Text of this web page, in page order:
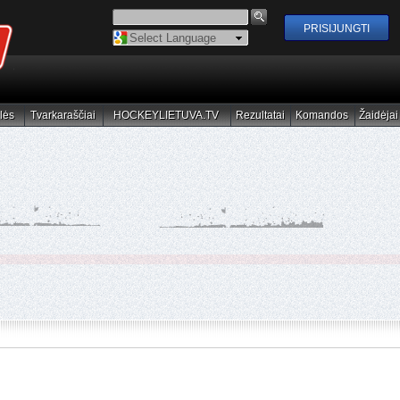
Powered by
Tvarkaraščiai
Tvarkaraščiai HOCKEYLIETUVA.TV
HOCKEYLIETUVA.TV Rezultatai
Rezultatai Komandos
Komandos Žaidėjai
Žaidėjai